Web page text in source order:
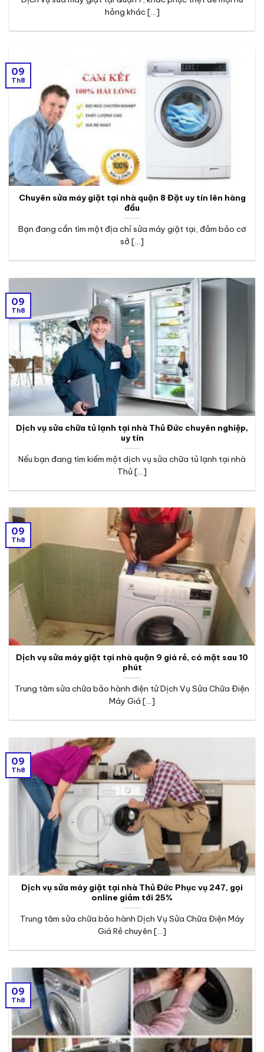
hỏng khác [...]
Chuyên sửa máy giặt tại nhà quận 8 Đặt uy tín lên hàng
đầu
Bạn đang cần tìm một địa chỉ sửa máy giặt tại, đảm bảo cơ
sở [...]
09
Th8
Dịch vụ sửa chữa tủ lạnh tại nhà Thủ Đức chuyên nghiệp,
uy tín
Nếu bạn đang tìm kiếm một dịch vụ sửa chữa tủ lạnh tại nhà
Thủ [...]
09
Th8
Dịch vụ sửa máy giặt tại nhà quận 9 giá rẻ, có mặt sau 10
phút
Trung tâm sửa chữa bảo hành điện tử Dịch Vụ Sửa Chữa Điện
Máy Giá [...]
09
Th8
Dịch vụ sửa máy giặt tại nhà Thủ Đức Phục vụ 247, gọi
online giảm tới 25%
Trung tâm sửa chữa bảo hành Dịch Vụ Sửa Chữa Điện Máy
Giá Rẻ chuyên [...]
09
Th8
09
Th8